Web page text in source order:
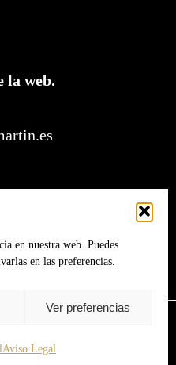
en nuestra web. Puedes
en las preferencias.
Ver preferencias
Aviso Legal
la web.